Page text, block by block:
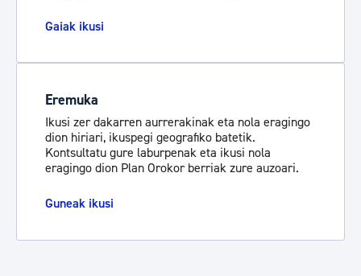
Gaiak ikusi
Eremuka
Ikusi zer dakarren aurrerakinak eta nola eragingo
dion hiriari, ikuspegi geografiko batetik.
Kontsultatu gure laburpenak eta ikusi nola
eragingo dion Plan Orokor berriak zure auzoari.
Guneak ikusi